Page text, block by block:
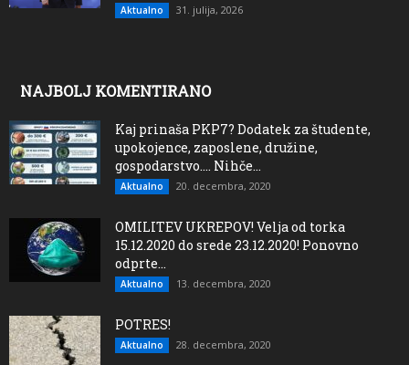
Aktualno 31. julija, 2026
NAJBOLJ KOMENTIRANO
Kaj prinaša PKP7? Dodatek za študente,
upokojence, zaposlene, družine,
gospodarstvo…. Nihče...
Aktualno 20. decembra, 2020
OMILITEV UKREPOV! Velja od torka
15.12.2020 do srede 23.12.2020! Ponovno
odprte...
Aktualno 13. decembra, 2020
POTRES!
Aktualno 28. decembra, 2020